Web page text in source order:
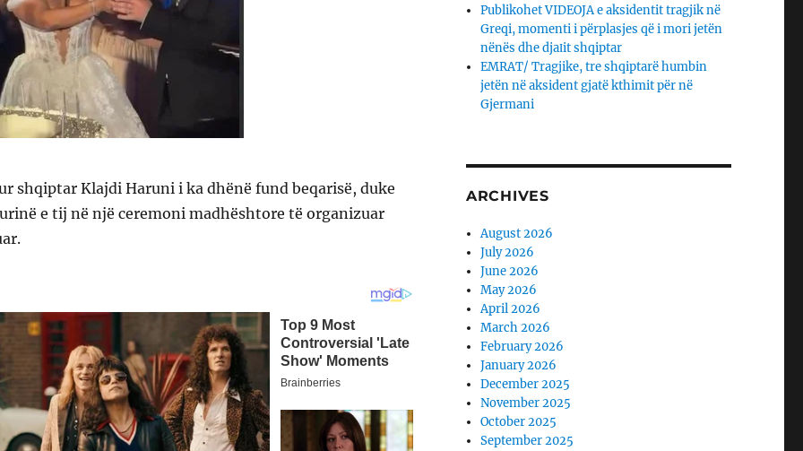
shqiptar Klajdi Haruni i ka dhënë fund beqarisë, duke
e tij në një ceremoni madhështore të organizuar
Publikohet VIDEOJA e aksidentit tragjik në
Greqi, momenti i përplasjes që i mori jetën
nënës dhe djaΙit shqiptar
EMRAT/ Tragjike, tre shqiptarë humbin
jetën në aksident gjatë kthimit për në
Gjermani
ARCHIVES
August 2026
July 2026
June 2026
May 2026
April 2026
March 2026
February 2026
January 2026
December 2025
November 2025
October 2025
September 2025